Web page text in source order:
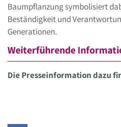
Baumpflanzung symbolisiert
Beständigkeit und
Generationen.
Weiterführende
Die Presseinformation dazu